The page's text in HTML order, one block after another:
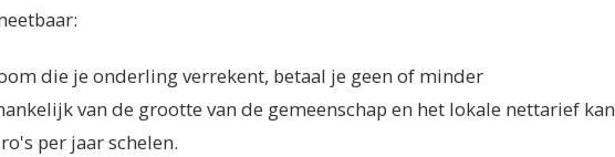
die je onderling verrekent, betaal je geen of minder
van de grootte van de gemeenschap en het lokale nettarief kan
per jaar schelen.